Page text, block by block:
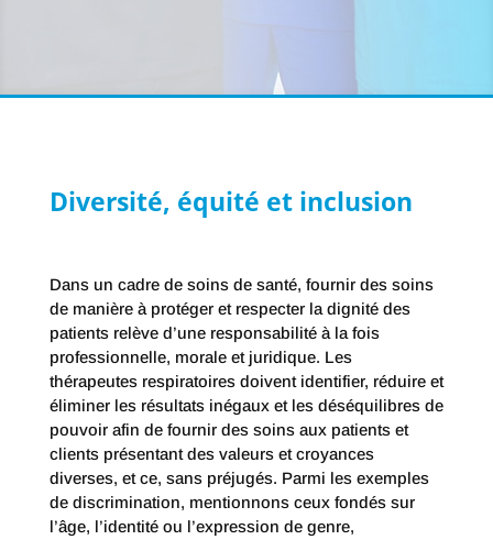
Diversité, équité et inclusion
Dans un cadre de soins de santé, fournir des soins
de manière à protéger et respecter la dignité des
patients relève d’une responsabilité à la fois
professionnelle, morale et juridique. Les
thérapeutes respiratoires doivent identifier, réduire et
éliminer les résultats inégaux et les déséquilibres de
pouvoir afin de fournir des soins aux patients et
clients présentant des valeurs et croyances
diverses, et ce, sans préjugés. Parmi les exemples
de discrimination, mentionnons ceux fondés sur
l’âge, l’identité ou l’expression de genre,